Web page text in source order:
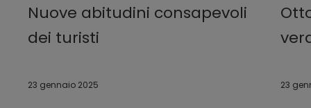
Nuove abitudini consapevoli
dei turisti
23 gennaio 2025 23